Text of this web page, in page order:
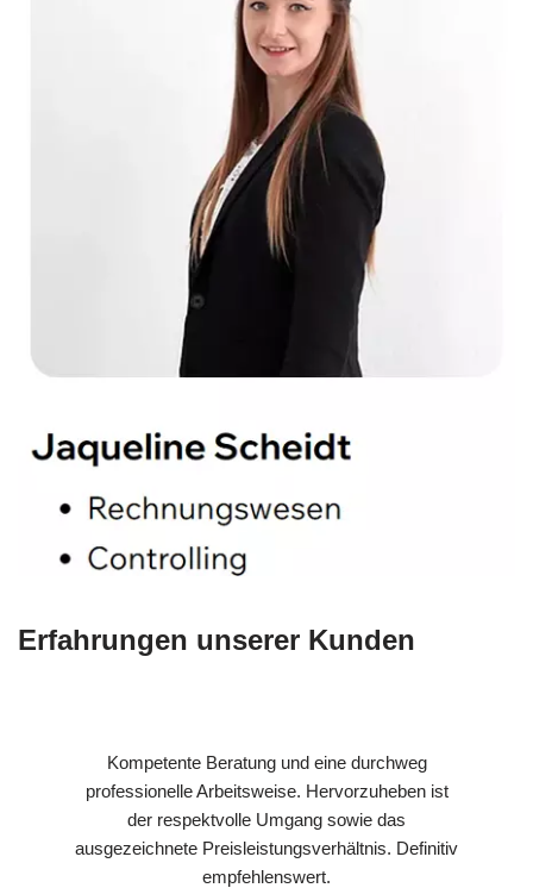
Erfahrungen unserer Kunden
Kompetente Beratung und eine durchweg
professionelle Arbeitsweise. Hervorzuheben ist
der respektvolle Umgang sowie das
ausgezeichnete Preisleistungsverhältnis. Definitiv
empfehlenswert.